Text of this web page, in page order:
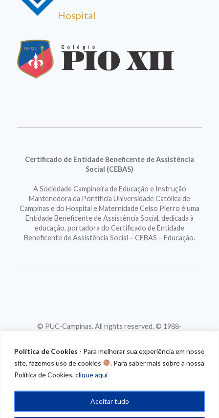
Política de Cookies - Para melhorar sua experiência em nosso
site, fazemos uso de cookies
. Para saber mais sobre a nossa
Política de Cookies, clique aqui
Aceitar tudo
Hospital
Certificado de Entidade Beneficente de Assistência
Social (CEBAS)
A Sociedade Campineira de Educação e Instrução
Mantenedora da Pontifícia Universidade Católica de
Campinas e do Hospital e Maternidade Celso Pierro é uma
Entidade Beneficente de Assistência Social, dedicada à
educação, portadora do Certificado de Entidade
Beneficente de Assistência Social – CEBAS – Educação.
© PUC-Campinas. All rights reserved. © 1988-